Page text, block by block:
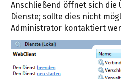
Anschließend öffnet sich die
Dienste; sollte dies nicht
Administrator kontaktiert